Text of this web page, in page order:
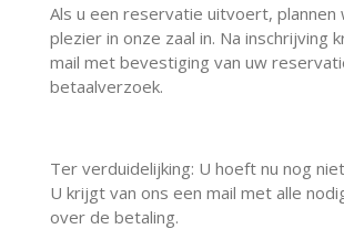
Als u een reservatie uitvoert, plannen
plezier in onze zaal in. Na inschrijving
mail met bevestiging van uw
betaalverzoek.
Ter verduidelijking: U hoeft nu nog
U krijgt van ons een mail met alle
over de betaling.